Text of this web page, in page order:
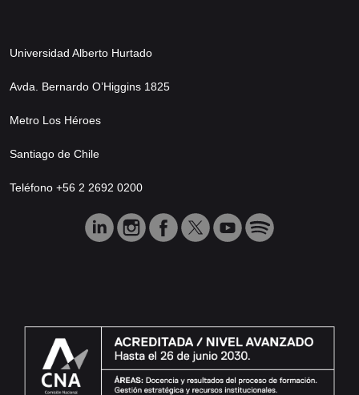
Universidad Alberto Hurtado
Avda. Bernardo O’Higgins 1825
Metro Los Héroes
Santiago de Chile
Teléfono +56 2 2692 0200